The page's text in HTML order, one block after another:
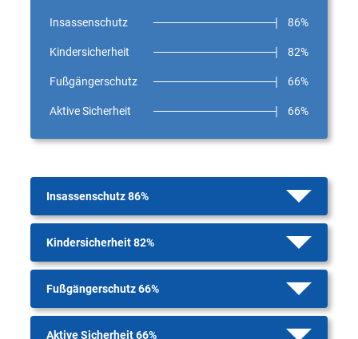
Insassenschutz 86%
Kindersicherheit 82%
Fußgängerschutz 66%
Aktive Sicherheit 66%
Insassenschutz 86%
Kindersicherheit 82%
Fußgängerschutz 66%
Aktive Sicherheit 66%